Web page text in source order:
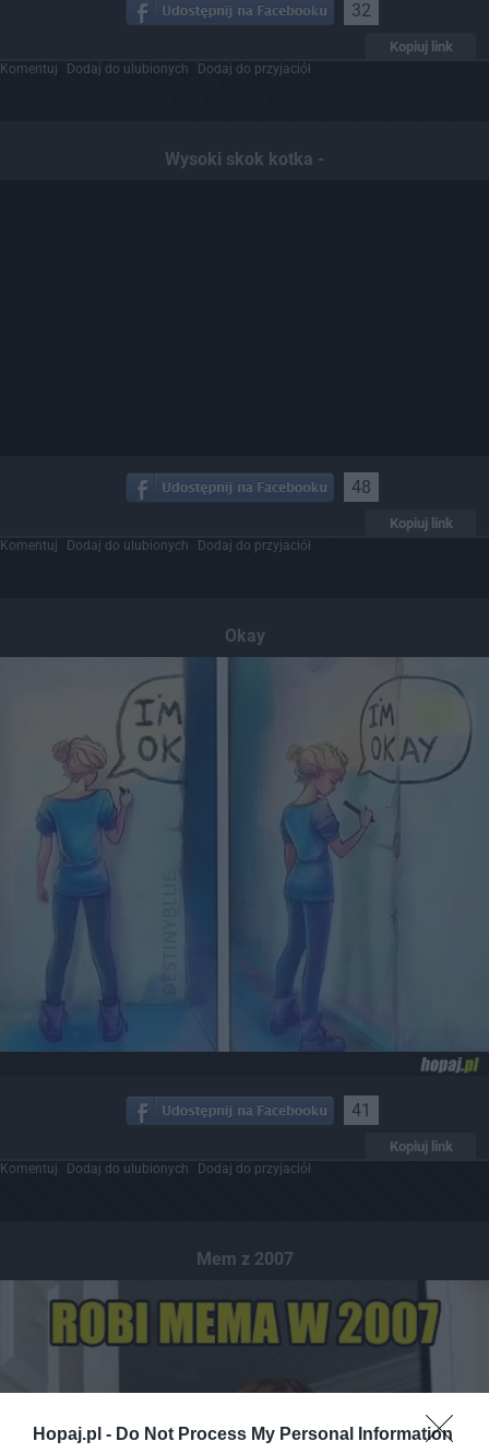
Hopaj.pl - Do Not Process My Personal Information
32
Kopiuj link
Komentuj Dodaj do ulubionych Dodaj do przyjaciół
Wysoki skok kotka -
48
Kopiuj link
Komentuj Dodaj do ulubionych Dodaj do przyjaciół
Okay
41
Kopiuj link
Komentuj Dodaj do ulubionych Dodaj do przyjaciół
Mem z 2007